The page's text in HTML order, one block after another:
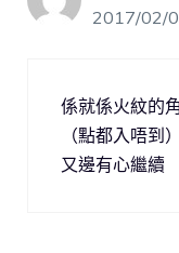
2017/02/
係就係火紋的
（點都入唔到）
又邊有心繼續